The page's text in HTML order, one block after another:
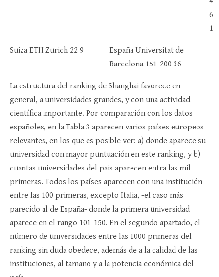
6
1
Suiza ETH Zurich 22 9
España Universitat de
Barcelona 151-200 36
La estructura del ranking de Shanghai favorece en
general, a universidades grandes, y con una actividad
científica importante. Por comparación con los datos
españoles, en la Tabla 3 aparecen varios países europeos
relevantes, en los que es posible ver: a) donde aparece su
universidad con mayor puntuación en este ranking, y b)
cuantas universidades del pais aparecen entra las mil
primeras. Todos los países aparecen con una institución
entre las 100 primeras, excepto Italia, -el caso más
parecido al de España- donde la primera universidad
aparece en el rango 101-150. En el segundo apartado, el
número de universidades entre las 1000 primeras del
ranking sin duda obedece, además de a la calidad de las
instituciones, al tamaño y a la potencia económica del